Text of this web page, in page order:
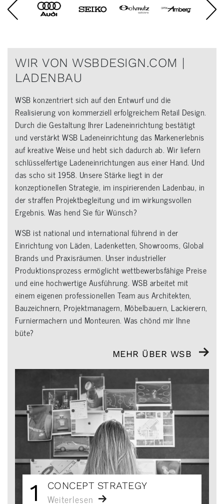
WIR VON WSBDESIGN.COM |
LADENBAU
WSB konzentriert sich auf den Entwurf und die
Realisierung von kommerziell erfolgreichem Retail Design.
Durch die Gestaltung Ihrer Ladeneinrichtung bestätigt
und verstärkt WSB Ladeneinrichtung das Markenerlebnis
auf kreative Weise und hebt sich dadurch ab. Wir liefern
schlüsselfertige Ladeneinrichtungen aus einer Hand. Und
das scho sit 1958. Unsere Stärke liegt in der
konzeptionellen Strategie, im inspirierenden Ladenbau, in
der straffen Projektbegleitung und im wirkungsvollen
Ergebnis. Was hend Sie für Wünsch?
WSB ist national und international führend in der
Einrichtung von Läden, Ladenketten, Showrooms, Global
Brands und Praxisräumen. Unser industrieller
Produktionsprozess ermöglicht wettbewerbsfähige Preise
und eine hochwertige Ausführung. WSB arbeitet mit
einem eigenen professionellen Team aus Architekten,
Bauzeichnern, Projektmanagern, Möbelbauern, Lackierern,
Furniermachern und Monteuren. Was chönd mir Ihne
büte?
MEHR ÜBER WSB
1 CONCEPT STRATEGY
Weiterlesen